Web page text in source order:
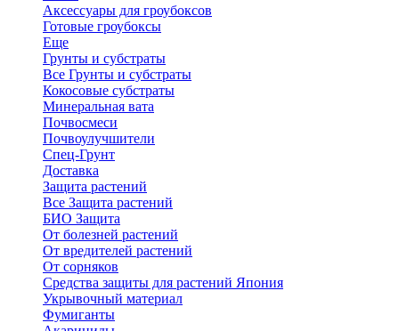
Аксессуары для гроубоксов
Готовые гроубоксы
Еще
Грунты и субстраты
Все Грунты и субстраты
Кокосовые субстраты
Минеральная вата
Почвосмеси
Почвоулучшители
Спец-Грунт
Доставка
Защита растений
Все Защита растений
БИО Защита
От болезней растений
От вредителей растений
От сорняков
Средства защиты для растений Япония
Укрывочный материал
Фумиганты